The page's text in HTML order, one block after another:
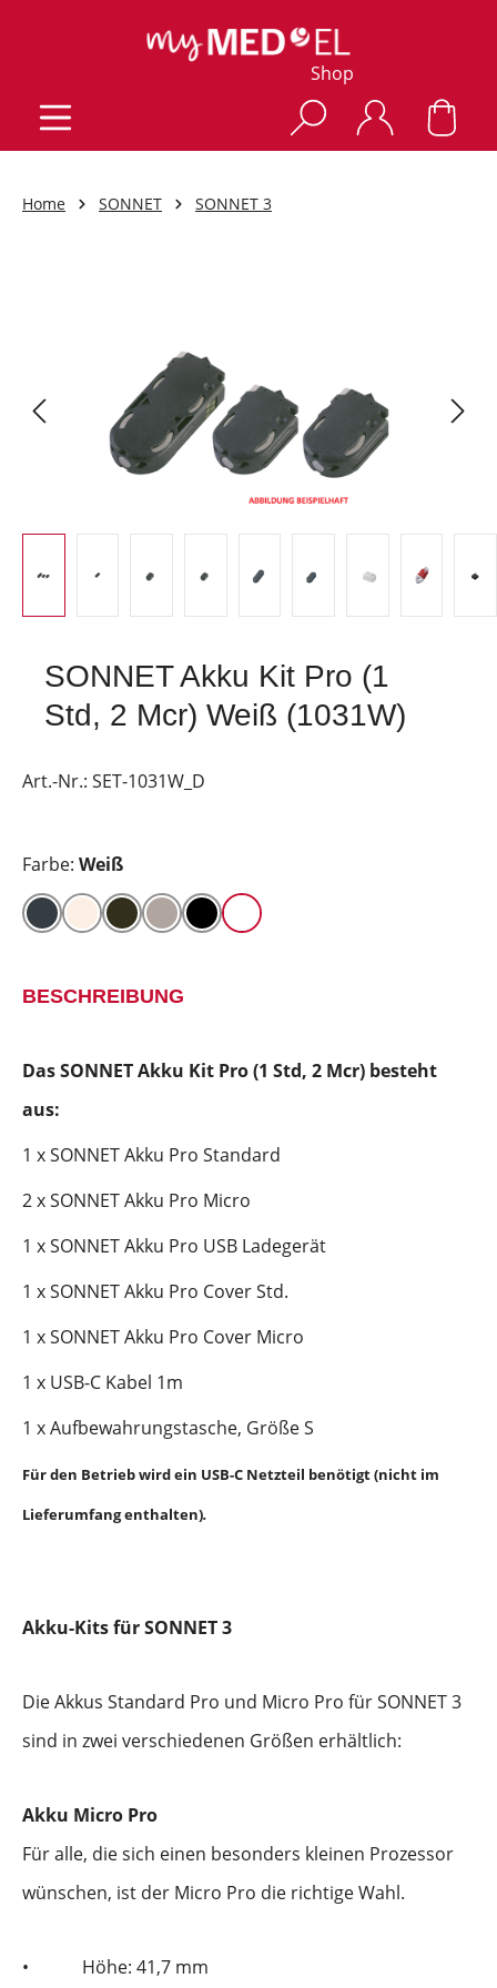
Shop
Home SONNET SONNET 3
SONNET Akku Kit Pro (1
Std, 2 Mcr) Weiß (1031W)
Art.-Nr.: SET-1031W_D
Farbe: Weiß
BESCHREIBUNG
Das SONNET Akku Kit Pro (1 Std, 2 Mcr) besteht
aus:
1 x SONNET Akku Pro Standard
2 x SONNET Akku Pro Micro
1 x SONNET Akku Pro USB Ladegerät
1 x SONNET Akku Pro Cover Std.
1 x SONNET Akku Pro Cover Micro
1 x USB-C Kabel 1m
1 x Aufbewahrungstasche, Größe S
Für den Betrieb wird ein USB-C Netzteil benötigt (nicht im
Lieferumfang enthalten).
Akku-Kits für SONNET 3
Die Akkus Standard Pro und Micro Pro für SONNET 3
sind in zwei verschiedenen Größen erhältlich:
Akku Micro Pro
Für alle, die sich einen besonders kleinen Prozessor
wünschen, ist der Micro Pro die richtige Wahl.
• Höhe: 41,7 mm